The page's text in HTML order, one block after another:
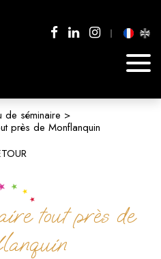
de séminaire
près de Monflanquin
tout près de